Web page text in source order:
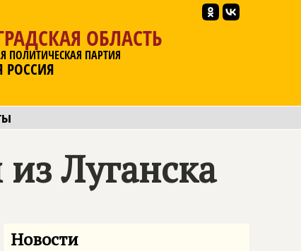
ОБЛАСТЬ
ПОЛИТИЧЕСКАЯ ПАРТИЯ
РОССИЯ
Луганска
Новости